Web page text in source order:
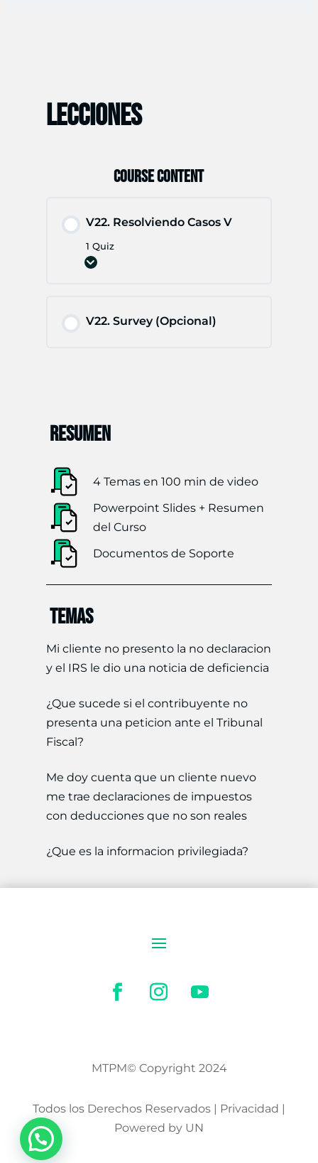
LECCIONES
COURSE CONTENT
V22. Resolviendo Casos V
1 Quiz
V22. Survey (Opcional)
RESUMEN
4 Temas en 100 min de video
Powerpoint Slides + Resumen
del Curso
Documentos de Soporte
TEMAS
Mi cliente no presento la no declaracion
y el IRS le dio una noticia de deficiencia
¿Que sucede si el contribuyente no
presenta una peticion ante el Tribunal
Fiscal?
Me doy cuenta que un cliente nuevo
me trae declaraciones de impuestos
con deducciones que no son reales
¿Que es la informacion privilegiada?
MTPM© Copyright 2024
Todos los Derechos Reservados | Privacidad |
Powered by UN